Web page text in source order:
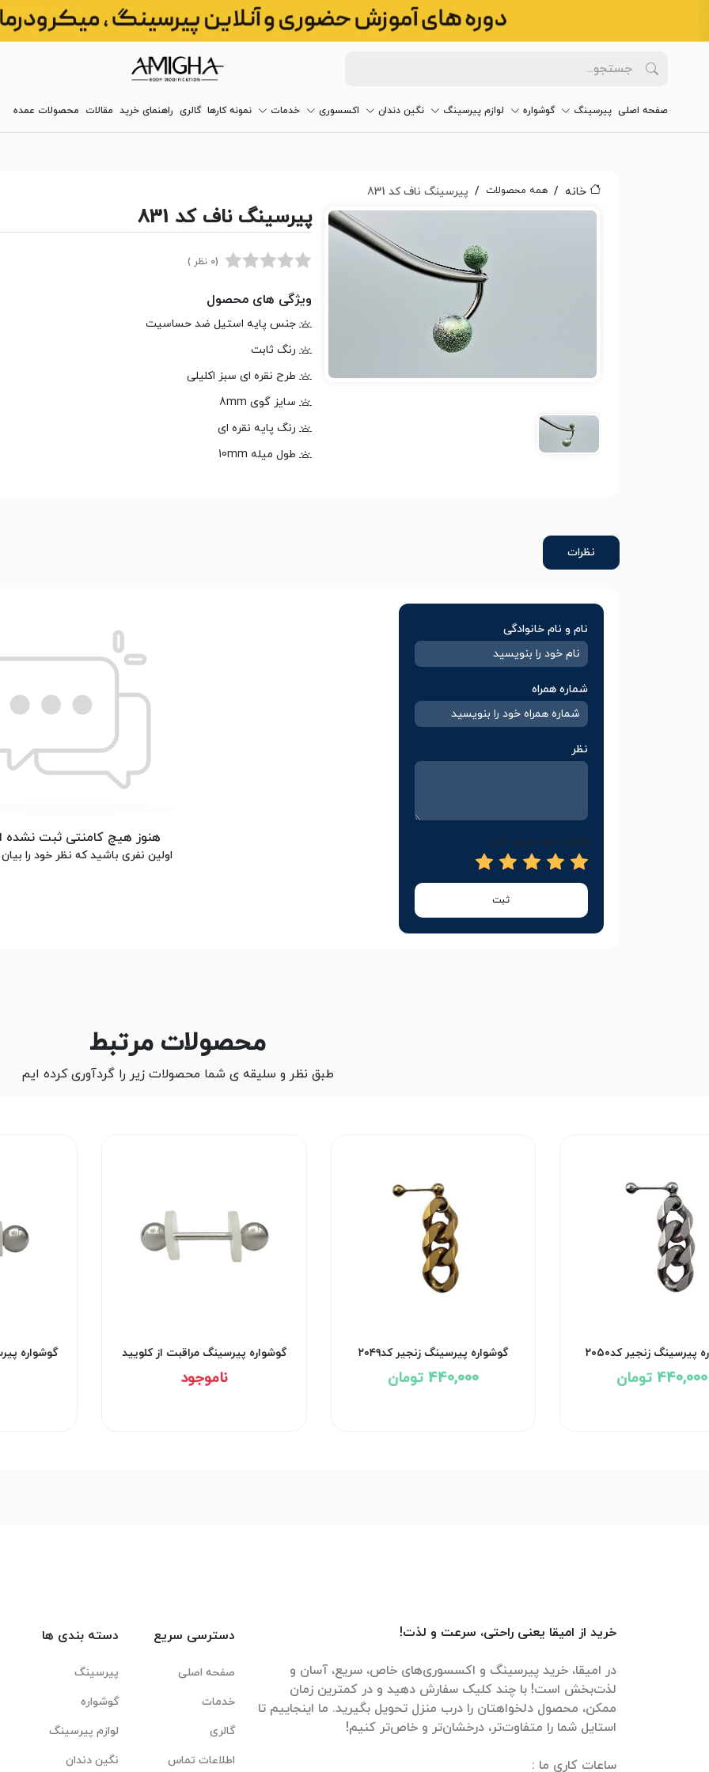
صفحه اصلی پیرسینگ گوشواره لوازم پیرسینگ نگین دندان اکسسوری خدمات نمونه کارها گالری راهنمای خرید مقالات محصولات عمده
خانه همه محصولات پیرسینگ ناف کد 831
پیرسینگ ناف کد 831
(0 نظر )
ویژگی های محصول
جنس پایه استیل ضد حساسیت
رنگ ثابت
طرح نقره ای سبز اکلیلی
سایز گوی 8mm
رنگ پایه نقره ای
طول میله 10mm
نظرات
نام و نام خانوادگی
شماره همراه
نظر
امتیاز خود را وارد کنید
ثبت
هنوز هیچ کامنتی ثبت
اولین نفری باشید که نظر خود را
محصولات مرتبط
طبق نظر و سلیقه ی شما محصولات زیر را گردآوری کرده ایم
گوشواره پیرسینگ زنجیر کد۲۰۵۰
440,000 تومان
گوشواره پیرسینگ زنجیر کد۲۰۴۹
440,000 تومان
گوشواره پیرسینگ مراقبت از کلویید
خرید از امیقا یعنی راحتی، سرعت و لذت!
در امیقا، خرید پیرسینگ و اکسسوری‌های خاص، سریع، آسان و
لذت‌بخش است! با چند کلیک سفارش دهید و در کمترین زمان
ممکن، محصول دلخواهتان را درب منزل تحویل بگیرید. ما اینجاییم تا
دسترسی سریع
صفحه اصلی
خدمات
گالری
اطلاعات تماس
دسته بندی ها
پیرسینگ
گوشواره
لوازم پیرسینگ
نگین دندان